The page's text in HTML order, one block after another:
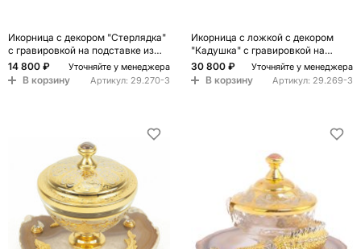
Икорница с декором "Стерлядка"
с гравировкой на подставке из
натурального камня Агат
Decorative Cavair Dishes
14 800 ₽ Уточняйте у менеджера
В корзину Артикул: 29.270-3
Икорница с ложкой с декором
"Кадушка" с гравировкой на
подставке из натурального камня
Агат Decorative Cavair Dishes
30 800 ₽ Уточняйте у менеджера
В корзину Артикул: 29.269-3